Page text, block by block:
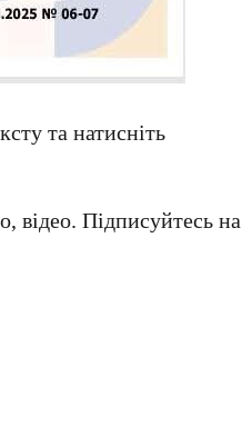
та натисніть
відео. Підписуйтесь на